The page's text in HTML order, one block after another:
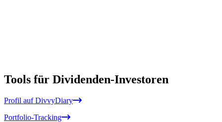
Tools für Dividenden-Investoren
Profil auf DivvyDiary
Portfolio-Tracking